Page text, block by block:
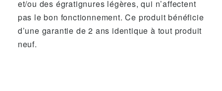
et/ou des égratignures légères, qui n’affectent
pas le bon fonctionnement. Ce produit bénéficie
d’une garantie de 2 ans identique à tout produit
neuf.